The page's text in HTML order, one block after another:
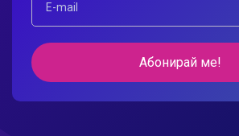
Абонирай ме!